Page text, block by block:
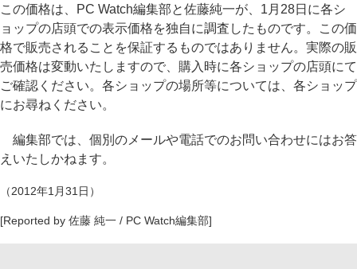
この価格は、PC Watch編集部と佐藤純一が、1月28日に各シ
ョップの店頭での表示価格を独自に調査したものです。この価
格で販売されることを保証するものではありません。実際の販
売価格は変動いたしますので、購入時に各ショップの店頭にて
ご確認ください。各ショップの場所等については、各ショップ
にお尋ねください。
編集部では、個別のメールや電話でのお問い合わせにはお答
えいたしかねます。
（2012年1月31日）
[Reported by 佐藤 純一 / PC Watch編集部]